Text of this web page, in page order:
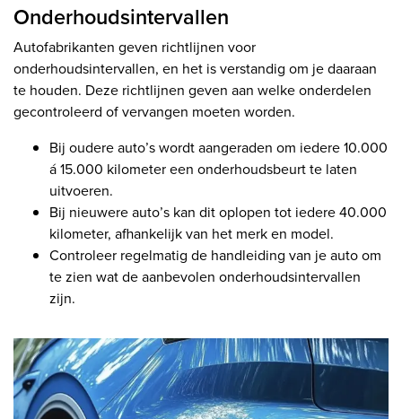
Onderhoudsintervallen
Autofabrikanten geven richtlijnen voor
onderhoudsintervallen, en het is verstandig om je daaraan
te houden. Deze richtlijnen geven aan welke onderdelen
gecontroleerd of vervangen moeten worden.
Bij oudere auto’s wordt aangeraden om iedere 10.000
á 15.000 kilometer een onderhoudsbeurt te laten
uitvoeren.
Bij nieuwere auto’s kan dit oplopen tot iedere 40.000
kilometer, afhankelijk van het merk en model.
Controleer regelmatig de handleiding van je auto om
te zien wat de aanbevolen onderhoudsintervallen
zijn.